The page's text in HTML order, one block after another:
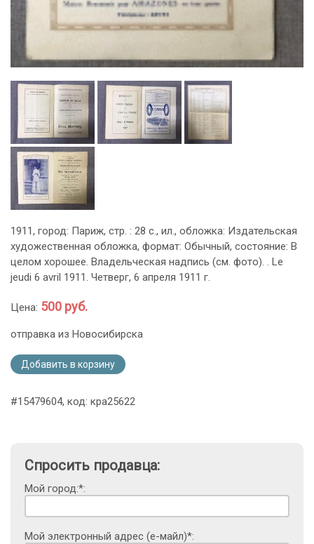
1911, город: Париж, стр. : 28 с., ил., обложка: Издательская
художественная обложка, формат: Обычный, состояние: В
целом хорошее. Владельческая надпись (см. фото). . Le
jeudi 6 avril 1911. Четверг, 6 апреля 1911 г.
Цена: 500 руб.
отправка из Новосибирска
Добавить в корзину
#15479604, код: кра25622
Спросить продавца:
Мой город:*:
Мой электронный адрес (е-майл)*: